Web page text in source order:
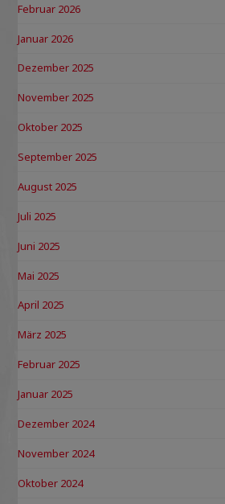
Februar 2026
Januar 2026
Dezember 2025
November 2025
Oktober 2025
September 2025
August 2025
Juli 2025
Juni 2025
Mai 2025
April 2025
März 2025
Februar 2025
Januar 2025
Dezember 2024
November 2024
Oktober 2024